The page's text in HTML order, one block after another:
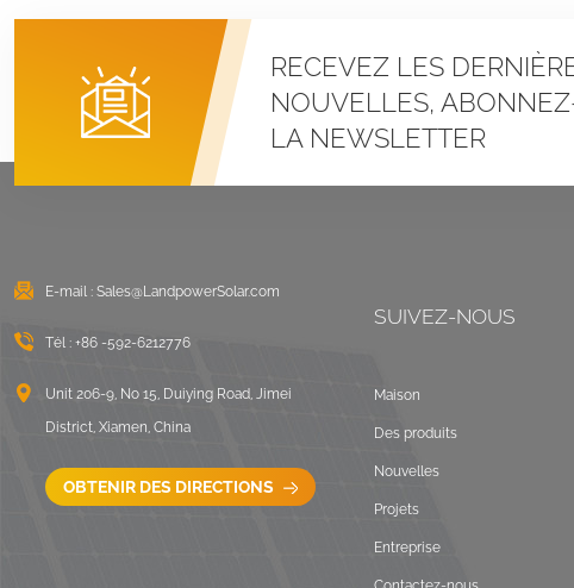
Systèmes de
montage à pince en U
pour toit métallique à
joint debout
VOIR LES DÉTAILS
VOIR LES DÉTAILS
montage sur rails
longs pour toit ondulé
RECEVEZ LES
NOUVELLES,
LA NEWSLETTER
E-mail : Sales@LandpowerSolar.com
Tél : +86 -592-6212776
Unit 206-9, No 15, Duiying Road, Jimei
District, Xiamen, China
OBTENIR DES DIRECTIONS
SUIVEZ-NOUS
Maison
Des produits
Nouvelles
Projets
Entreprise